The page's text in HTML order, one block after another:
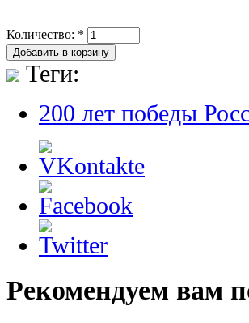
Количество: *
Теги:
200 лет победы
Рекомендуем вам